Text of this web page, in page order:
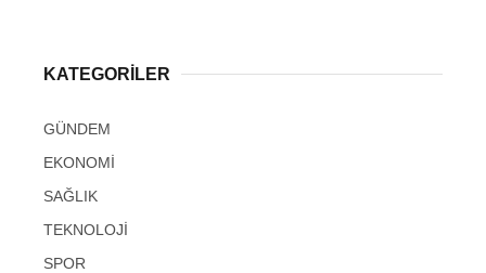
KATEGORİLER
GÜNDEM
EKONOMİ
SAĞLIK
TEKNOLOJİ
SPOR